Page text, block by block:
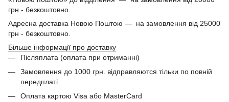
грн - безкоштовно.
Адресна доставка Новою Поштою — на замовлення від 25000
грн - безкоштовно.
Більше інформації про доставку
Післяплата (оплата при отриманні)
Замовлення до 1000 грн. відправляются тільки по повній
передплаті
Оплата картою Visa або MasterCard